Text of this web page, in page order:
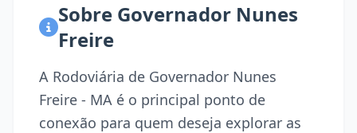
Sobre Governador Nunes
Freire
A Rodoviária de Governador Nunes
Freire - MA é o principal ponto de
conexão para quem deseja explorar as